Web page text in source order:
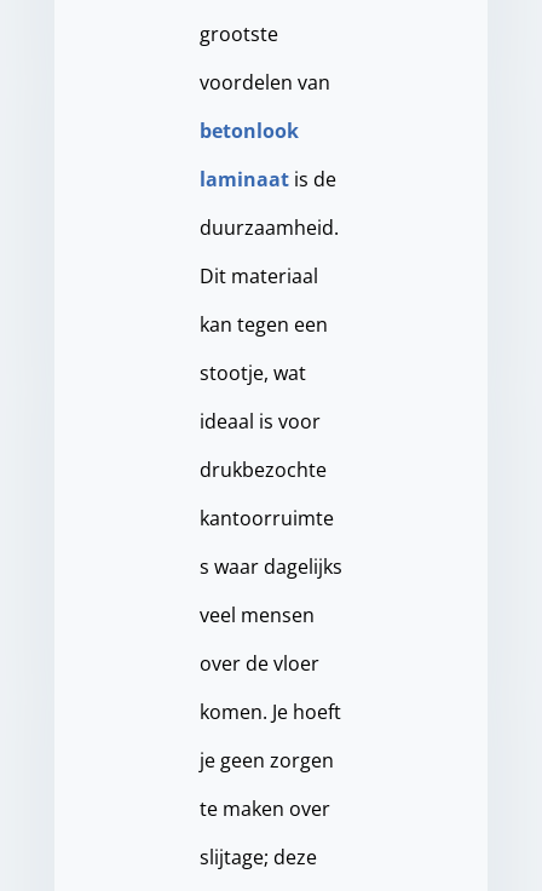
grootste
voordelen van
betonlook
laminaatis de
duurzaamheid.
Dit materiaal
kan tegen een
stootje, wat
ideaal is voor
drukbezochte
kantoorruimte
s waar dagelijks
veel mensen
over de vloer
komen. Je hoeft
je geen zorgen
te maken over
slijtage; deze